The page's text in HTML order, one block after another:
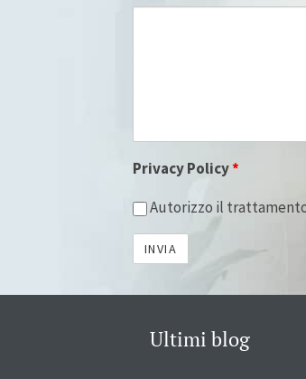
Privacy Policy*
Autorizzo il
Ultimi blog